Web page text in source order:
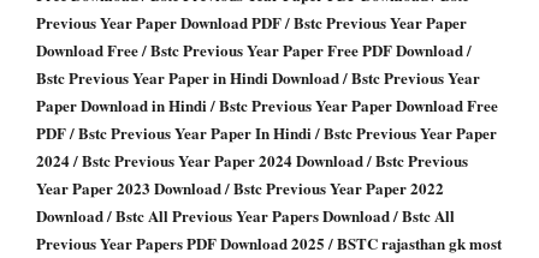
Previous Year Paper Download PDF / Bstc Previous Year Paper
Download Free / Bstc Previous Year Paper Free PDF Download /
Bstc Previous Year Paper in Hindi Download / Bstc Previous Year
Paper Download in Hindi / Bstc Previous Year Paper Download Free
PDF / Bstc Previous Year Paper In Hindi / Bstc Previous Year Paper
2024 / Bstc Previous Year Paper 2024 Download / Bstc Previous
Year Paper 2023 Download / Bstc Previous Year Paper 2022
Download / Bstc All Previous Year Papers Download / Bstc All
Previous Year Papers PDF Download 2025 /BSTC rajasthan gk most